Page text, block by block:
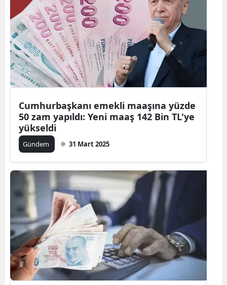
Cumhurbaşkanı emekli maaşına yüzde
50 zam yapıldı: Yeni maaş 142 Bin TL'ye
yükseldi
Gündem 31 Mart 2025